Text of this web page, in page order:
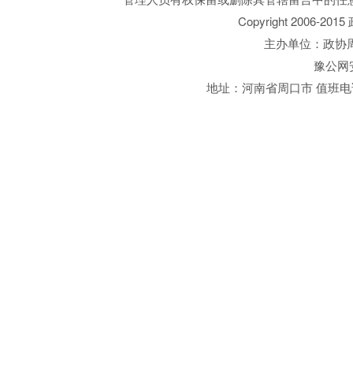
Copyright 2006-2015
主办单位：政协
豫公网
地址：河南省周口市 值班